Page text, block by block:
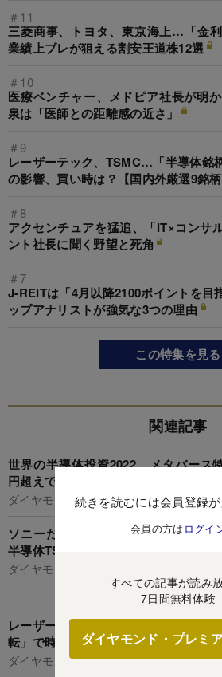
続きを読むには会員登録が
会員の方は ログイ
すべての記事が読み
7日間無料体験
ダイヤモンド・プレミ
＃11
三菱商事、トヨタ、東京海上…「金
業績上ブレが狙える割安王道株12選
＃10
医療ベンチャー、メドピア社長が明
泉は「医師との距離感の近さ」
＃9
レーザーテック、TSMC…「半導体銘
の影響、買い時は？【国内外厳選9銘柄
＃8
アクセンチュアを猛追、「IT×コンサ
ント社長に聞く野望と死角
＃7
J-REITは「4月以降2100ポイントを目
ップアナリストが強気な3つの理由
この特集を見る
関連記事
世界の半導体投資2022、メタバース
円超えでも「供給過剰」警報が鳴る理由
ダイヤモンド編集部,山本 輝
ソニーだけが高笑い！血税4000億円
半導体TSMC熊本工場の「大矛盾」
ダイヤモンド編集部,村井令ニ
レーザーテック社長が激白！「赤字転
転」で時価総額2兆円に飛躍できた舞
ダイヤモンド編集部,篭島裕亮